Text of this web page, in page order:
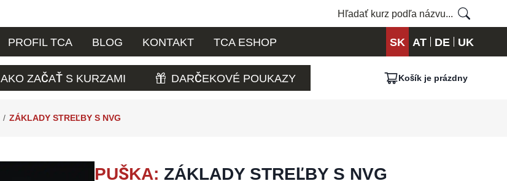
PROFIL TCA BLOG KONTAKT TCA ESHOP SK AT DE UK
AKO ZAČAŤ S KURZAMI DARČEKOVÉ POUKAZY Košík je prázdny
/ ZÁKLADY STREĽBY S NVG
PUŠKA: ZÁKLADY STREĽBY S NVG